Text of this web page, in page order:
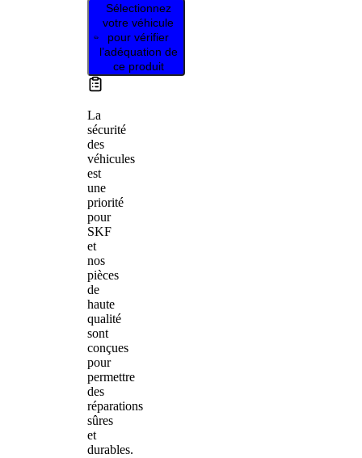
Sélectionnez
votre véhicule
pour vérifier
l’adéquation de
ce produit
La
sécurité
des
véhicules
est
une
priorité
pour
SKF
et
nos
pièces
de
haute
qualité
sont
conçues
pour
permettre
des
réparations
sûres
et
durables.